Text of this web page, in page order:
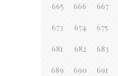
665 666 667
673 674 675
681 682 683
689 690 691